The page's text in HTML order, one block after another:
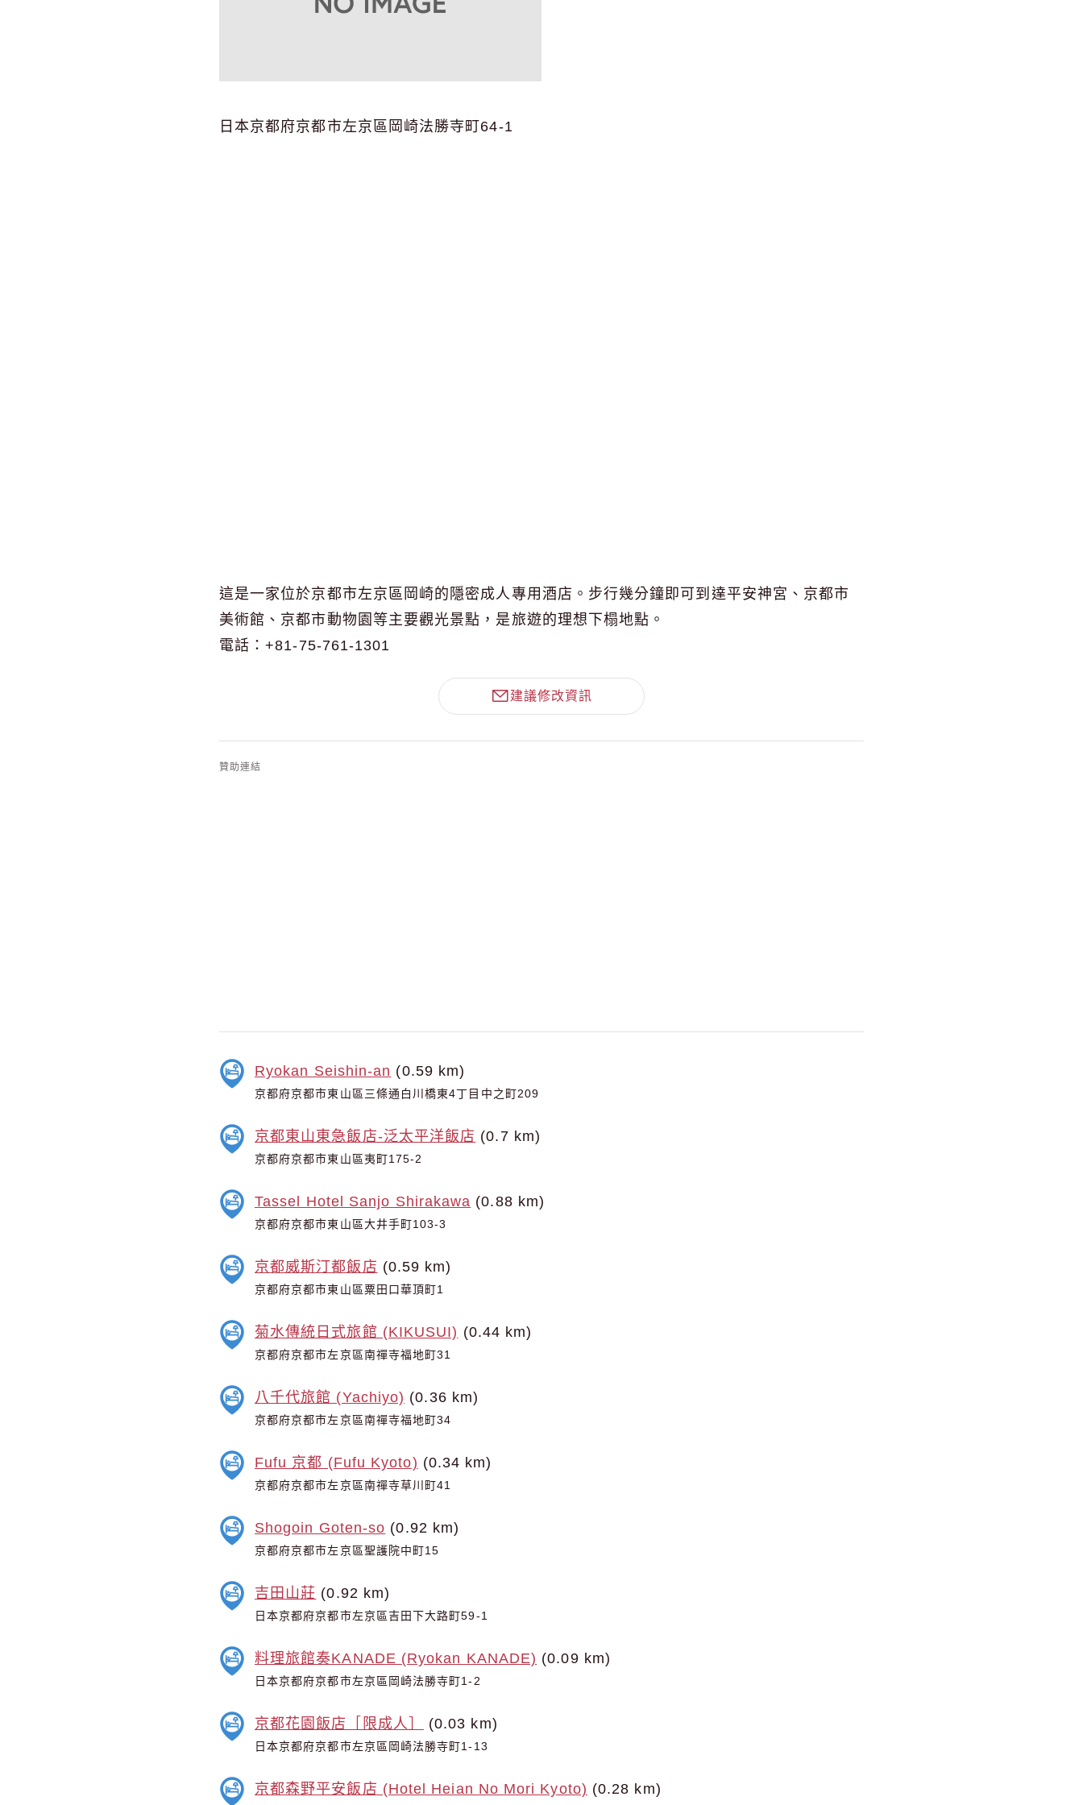
日本京都府京都市左京區岡崎法勝寺町64-1
這是一家位於京都市左京區岡崎的隱密成人專用酒店。步行幾分鐘即可到達平安神宮、京都市
美術館、京都市動物園等主要觀光景點，是旅遊的理想下榻地點。
電話：+81-75-761-1301
建議修改資訊
贊助連結
Ryokan Seishin-an (0.59 km)
京都府京都市東山區三條通白川橋東4丁目中之町209
京都東山東急飯店-泛太平洋飯店 (0.7 km)
京都府京都市東山區夷町175-2
Tassel Hotel Sanjo Shirakawa (0.88 km)
京都府京都市東山區大井手町103-3
京都威斯汀都飯店 (0.59 km)
京都府京都市東山區粟田口華頂町1
菊水傳統日式旅館 (KIKUSUI) (0.44 km)
京都府京都市左京區南禪寺福地町31
八千代旅館 (Yachiyo) (0.36 km)
京都府京都市左京區南禪寺福地町34
Fufu 京都 (Fufu Kyoto) (0.34 km)
京都府京都市左京區南禪寺草川町41
Shogoin Goten-so (0.92 km)
京都府京都市左京區聖護院中町15
吉田山莊 (0.92 km)
日本京都府京都市左京區吉田下大路町59-1
料理旅館奏KANADE (Ryokan KANADE) (0.09 km)
日本京都府京都市左京區岡崎法勝寺町1-2
京都花園飯店［限成人］ (0.03 km)
日本京都府京都市左京區岡崎法勝寺町1-13
京都森野平安飯店 (Hotel Heian No Mori Kyoto) (0.28 km)